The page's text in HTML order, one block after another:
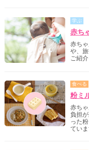
学ぶ
赤ち
赤ち
や、
ご紹
食べる
粉ミ
赤ち
負担
った
ていま